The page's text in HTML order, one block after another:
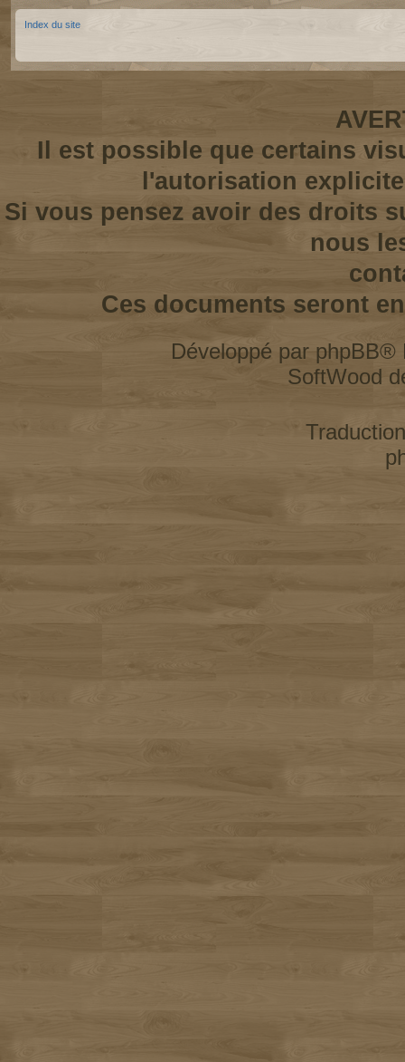
Index du site
Il est possible que certains
l'autorisation
Si vous pensez avoir des droits
nous
Ces documents seront
Développé par phpBB®
SoftWood